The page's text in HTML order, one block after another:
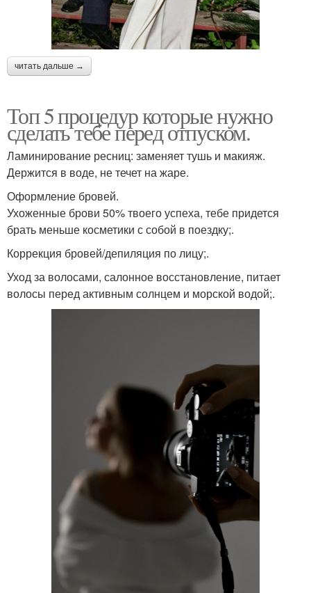
читать дальше →
Топ 5 процедур которые нужно
сделать тебе перед отпуском.
Ламинирование ресниц: заменяет тушь и макияж.
Держится в воде, не течет на жаре.
Оформление бровей.
Ухоженные брови 50% твоего успеха, тебе придется
брать меньше косметики с собой в поездку;.
Коррекция бровей/депиляция по лицу;.
Уход за волосами, салонное восстановление, питает
волосы перед активным солнцем и морской водой;.